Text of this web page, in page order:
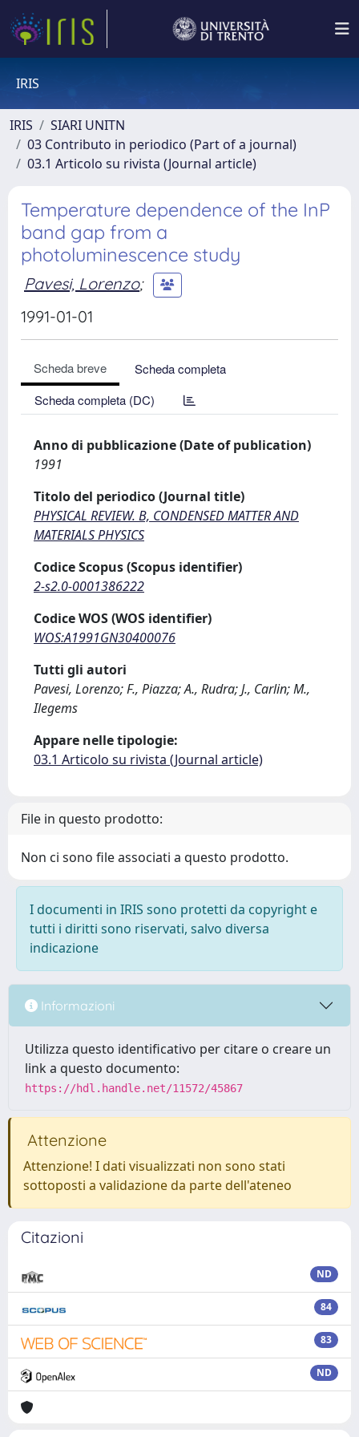
IRIS
IRIS
SIARI UNITN
03 Contributo in periodico (Part of a journal)
03.1 Articolo su rivista (Journal article)
Temperature dependence of the InP
band gap from a
photoluminescence study
Pavesi, Lorenzo;
1991-01-01
Scheda breve
Scheda completa
Scheda completa (DC)
Anno di pubblicazione (Date of publication)
1991
Titolo del periodico (Journal title)
PHYSICAL REVIEW. B, CONDENSED MATTER AND
MATERIALS PHYSICS
Codice Scopus (Scopus identifier)
2-s2.0-0001386222
Codice WOS (WOS identifier)
WOS:A1991GN30400076
Tutti gli autori
Pavesi, Lorenzo; F., Piazza; A., Rudra; J., Carlin; M.,
Ilegems
Appare nelle tipologie:
03.1 Articolo su rivista (Journal article)
File in questo prodotto:
Non ci sono file associati a questo prodotto.
I documenti in IRIS sono protetti da copyright e
tutti i diritti sono riservati, salvo diversa
indicazione
Informazioni
Utilizza questo identificativo per citare o creare un
link a questo documento:
https://hdl.handle.net/11572/45867
Attenzione
Attenzione! I dati visualizzati non sono stati
sottoposti a validazione da parte dell'ateneo
Citazioni
ND
84
83
ND